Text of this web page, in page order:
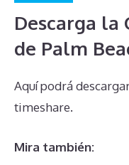
Descarga la
de Palm
Aquí podrá
timeshare.
Mira también: